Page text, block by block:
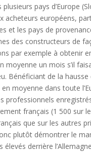
pays d’Europe
acheteurs européens,
et les pays de
des constructeurs de
par exemple à obtenir
un mois s’il
Bénéficiant de la
moyenne dans toute
professionnels
français (1 500 sur
que sur les autres
plutôt démontrer le
derrière